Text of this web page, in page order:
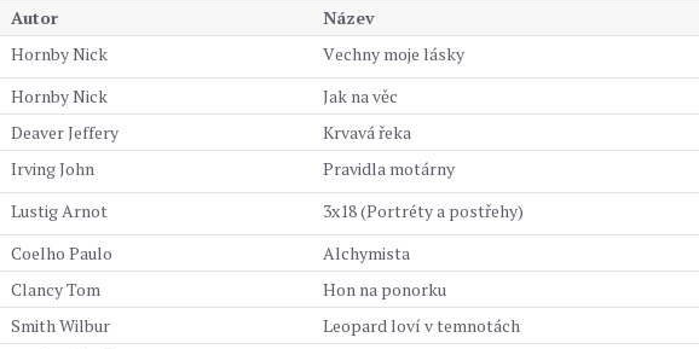
Autor Název
Hornby Nick Vechny moje lásky
Hornby Nick Jak na věc
Deaver Jeffery Krvavá řeka
Irving John Pravidla motárny
Lustig Arnot 3x18 (Portréty a postřehy)
Coelho Paulo Alchymista
Clancy Tom Hon na ponorku
Smith Wilbur Leopard loví v temnotách